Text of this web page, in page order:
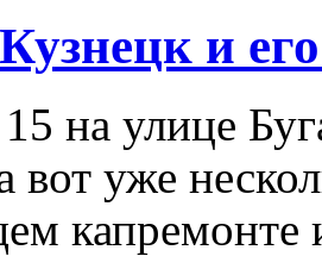
и
на улице
вот уже